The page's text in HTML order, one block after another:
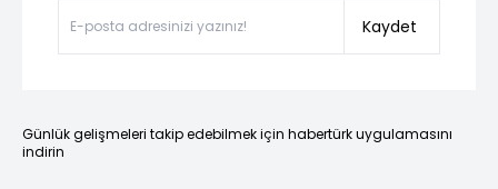
Kaydet
Günlük gelişmeleri takip edebilmek için habertürk uygulamasını
indirin